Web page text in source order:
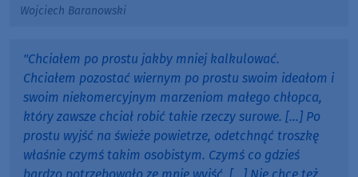
Wojciech Baranowski
"Chciałem po prostu jakby mniej kalkulować.
Chciałem pozostać wiernym po prostu swoim ideałom i
swoim niekomercyjnym marzeniom małego chłopca,
który zawsze chciał robić takie rzeczy surowe. […] Po
prostu wyjść na świeże powietrze, odetchnąć troszkę
właśnie czymś takim osobistym. Czymś co gdzieś